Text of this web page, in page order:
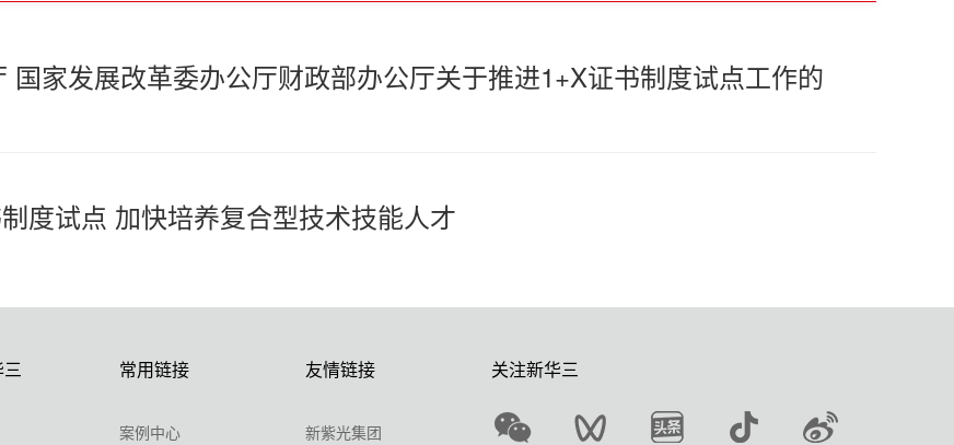
国家发展改革委办公厅财政部办公厅关于推进1+X证书制度试点工作的
度试点 加快培养复合型技术技能人才
常用链接
案例中心
友情链接
新紫光集团
关注新华三